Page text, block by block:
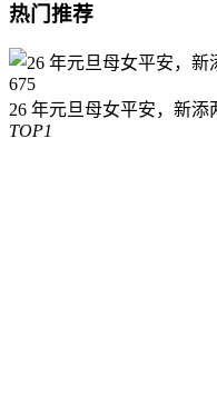
热门推荐
675
26 年元旦母女平安，新添
TOP1